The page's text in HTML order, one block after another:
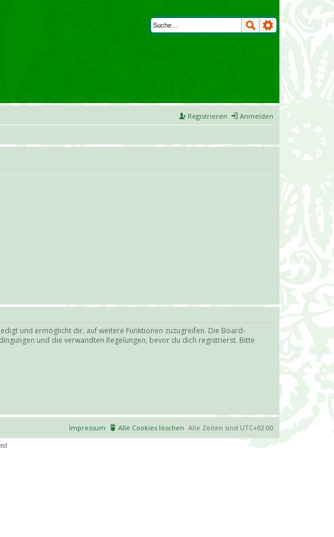
Anmelden
Registrieren
und ermöglicht dir, auf weitere Funktionen zuzugreifen. Die Board-
und die verwandten Regelungen, bevor du dich registrierst. Bitte
Alle Zeiten sind UTC+02:00
Alle Cookies löschen
Impressum